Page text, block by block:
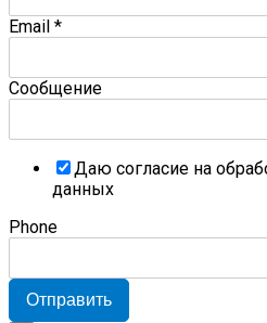
Email *
Сообщение
Даю согласие на
данных
Phone
Отправить